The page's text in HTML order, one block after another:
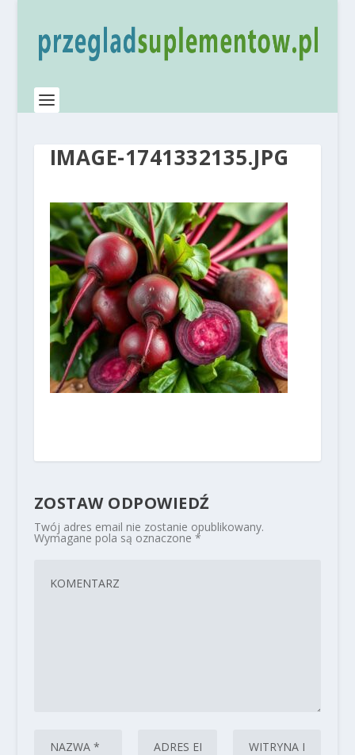
IMAGE-1741332135.JPG
ZOSTAW ODPOWIEDŹ
Twój adres email nie zostanie opublikowany.
Wymagane pola są oznaczone *